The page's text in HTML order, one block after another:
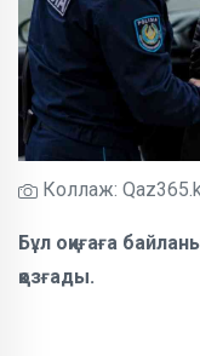
Коллаж:
Бұл оқиғаға
қозғады.